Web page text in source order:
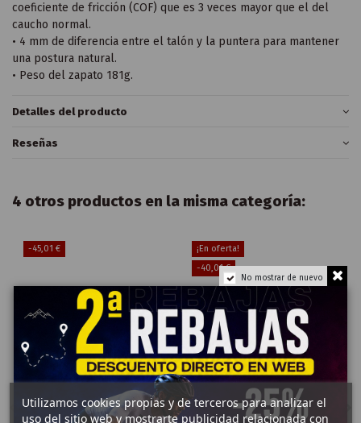
No mostrar de nuevo
coeficiente de fricción (COF) que es 3 veces mayor que el del
caucho normal.
• 4 mm de diferencia entre el talón y la puntera para mantener
una postura natural.
• Peso del zapato 181g.
Detalles del producto
Reseñas
4 otros productos en la misma categoría:
-45,01 €
Fuera de stock
¡En oferta!
-40,01 €
Utilizamos cookies propias y de terceros para analizar el
uso del sitio web y mostrarte publicidad relacionada con